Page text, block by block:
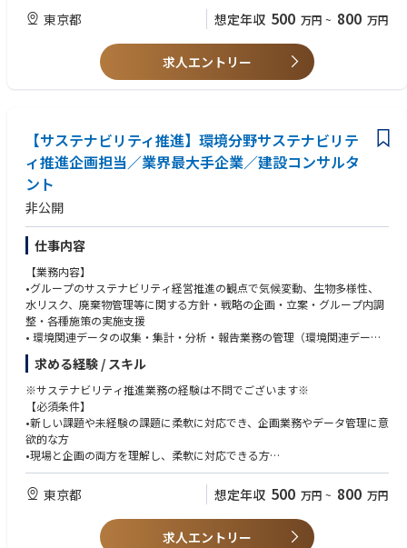
（5）中期・年度事業における営業戦略および営業活動方針の企画立案、
推進
■業務のやりがい：
・自らの視点で案件を発掘して、プロジェクトを推進できるポジションで
【各社コンサルタント業務について】
■エネルギー事業統括本部：国内・海外事業部の再生可能エネルギープロ
ジェクト及び、発電関連プラントの建設コンサルティングを担当。
■コンサルティング事業統括本部：国内外の社会インフラ・海外ODAプロ
ジェクトの建設コンサルティング担当
PFI）のコンサルティング担当
■補足
＜建設コンサルタントとは＞
公共のインフラストラクチャー、道路や橋、ダム、堤防、港湾、空港、上
下水道などの計画・調査・設計など国や自治体に対し技術コンサルティン
グを行う企業です。公共工事において、設計・施工分離の原則があり、設
計者と施工者は分離されており、設計を行うが建設コンサルタント、施工
を行うのがゼネコンになります。
・官公庁または民間企業向けの営業経験をお持ちの方（業界不問）
・プレゼンテーションスキルの高い
東京都 想定年収 500 万円 ~ 800 万円
求人エントリー
【サステナビリティ推進】環境分野サステナビリテ
ィ推進企画担当／業界最大手企業／建設コンサルタ
ント
非公開
仕事内容
【業務内容】
•グループのサステナビリティ経営推進の観点で気候変動、生物多様性、
水リスク、廃棄物管理等に関する方針・戦略の企画・立案・グループ内調
整・各種施策の実施支援
• 環境関連データの収集・集計・分析・報告業務の管理（環境関連データ
の管理体制構築と運用も含む）
•グループ各社との連携による施策の実施支援
•社内外ステークホルダーとの調整・合意形成
【各社コンサルタント業務について】
■エネルギー事業統括本部：国内・海外事業部の再生可能エネルギープロ
ジェクト及び、発電関連プラントの建設コンサルティングを担当。
ジェクトの建設コンサルティング担当
■都市空間事業統括本部：国内外の都市空間事業（建築・都市開発・PPP/
PFI）のコンサルティング担当
求める経験 / スキル
※サステナビリティ推進業務の経験は不問でございます※
【必須条件】
•新しい課題や未経験の課題に柔軟に対応でき、企画業務やデータ管理に意
欲的な方
•現場と企画の両方を理解し、柔軟に対応できる方
•以下のいずれかの経験
o コンサルティング、事業企画、経営企画などの経験
o 環境工学、生物学、化学、資源管理などの理系分野の知識・経験
o 環境管理関連業務経験（ISO14001、廃棄物管理など）
東京都 想定年収 500 万円 ~ 800 万円
求人エントリー